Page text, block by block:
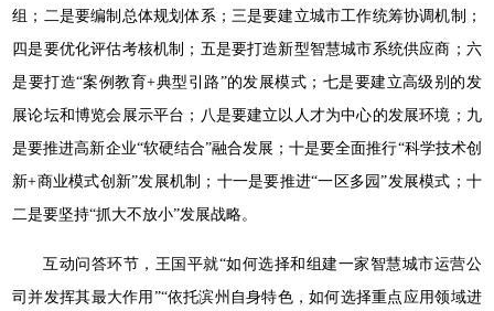
组；二是要编制总体规划体系；三是要建立城市工作统筹协调机制；
四是要优化评估考核机制；五是要打造新型智慧城市系统供应商；六
是要打造“案例教育+典型引路”的发展模式；七是要建立高级别的发
展论坛和博览会展示平台；八是要建立以人才为中心的发展环境；九
是要推进高新企业“软硬结合”融合发展；十是要全面推行“科学技术创
新+商业模式创新”发展机制；十一是要推进“一区多园”发展模式；十
二是要坚持“抓大不放小”发展战略。
互动问答环节，王国平就“如何选择和组建一家智慧城市运营公
司并发挥其最大作用”“依托滨州自身特色，如何选择重点应用领域进